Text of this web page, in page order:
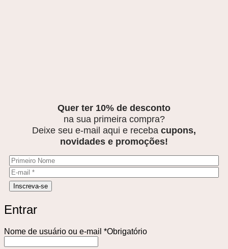
Quer ter 10% de desconto
na sua primeira compra?
Deixe seu e-mail aqui e receba cupons,
novidades e promoções!
Entrar
Nome de usuário ou e-mail *Obrigatório